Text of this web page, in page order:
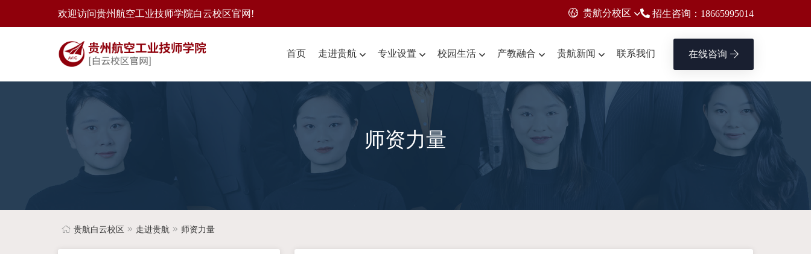
欢迎访问贵州航空工业技师学院白云校区官网! 贵航分校区 招生咨询：18665995014
首页 走进贵航 专业设置 校园生活 产教融合 贵航新闻 联系我们 在线咨询
师资力量
贵航白云校区 走进贵航 师资力量